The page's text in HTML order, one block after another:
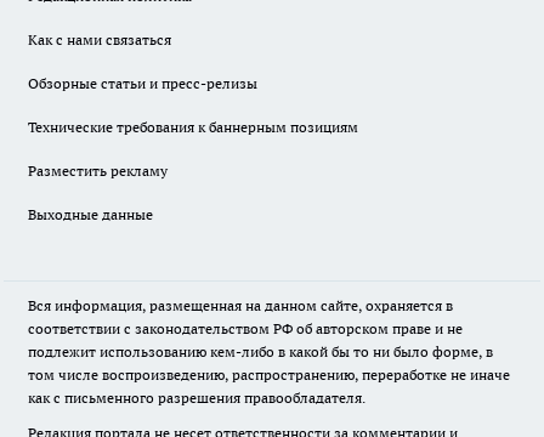
Как с нами связаться
Обзорные статьи и пресс-релизы
Технические требования к баннерным позициям
Разместить рекламу
Выходные данные
Вся информация, размещенная на данном сайте, охраняется в
соответствии с законодательством РФ об авторском праве и не
подлежит использованию кем-либо в какой бы то ни было форме, в
том числе воспроизведению, распространению, переработке не иначе
как с письменного разрешения правообладателя.
Редакция портала не несет ответственности за комментарии и